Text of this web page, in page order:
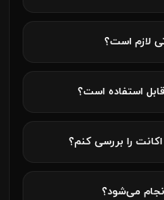
لازم است؟
استفاده است؟
را بررسی کنم؟
می‌شود؟